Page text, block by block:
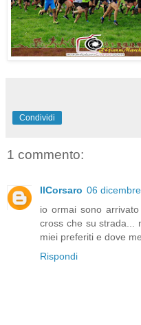
Condividi
1 commento:
IlCorsaro 06
io ormai sono
cross che su strada...
miei preferiti e dove
Rispondi